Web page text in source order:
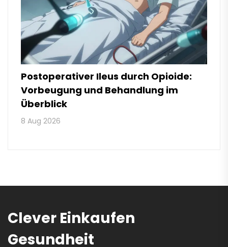
Postoperativer Ileus durch Opioide:
Vorbeugung und Behandlung im
Überblick
8 Aug 2026
Clever Einkaufen
Gesundheit